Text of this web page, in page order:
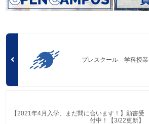
プレスクール 学科授業
【2021年4月入学、まだ間に合います！】願書受
付中！【3/22更新】